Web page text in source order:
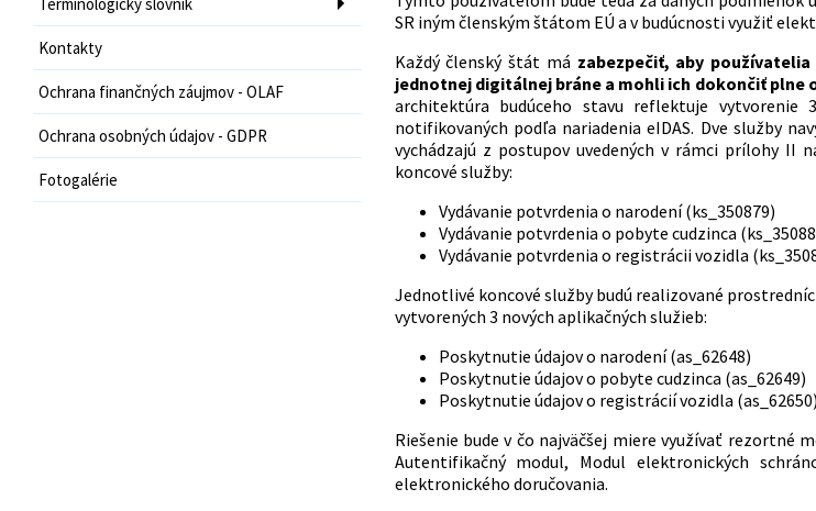
Kontakty
Ochrana finančných záujmov - OLAF
Ochrana osobných údajov - GDPR
Fotogalérie
SR iným členským štátom EÚ a v budúcnosti využiť
Každý členský štát má zabezpečiť, aby
jednotnej digitálnej bráne a mohli ich dokončiť
architektúra budúceho stavu reflektuje vytvorenie
notifikovaných podľa nariadenia eIDAS. Dve služby
vychádzajú z postupov uvedených v rámci prílohy II
koncové služby:
Vydávanie potvrdenia o narodení (ks_350879)
Vydávanie potvrdenia o pobyte cudzinca
Vydávanie potvrdenia o registrácii vozidla
Jednotlivé koncové služby budú realizované
vytvorených 3 nových aplikačných služieb:
Poskytnutie údajov o narodení (as_62648)
Poskytnutie údajov o pobyte cudzinca (as_62649)
Poskytnutie údajov o registrácií vozidla (as_62650)
Riešenie bude v čo najväčšej miere využívať rezortné
Autentifikačný modul, Modul elektronických
elektronického doručovania.